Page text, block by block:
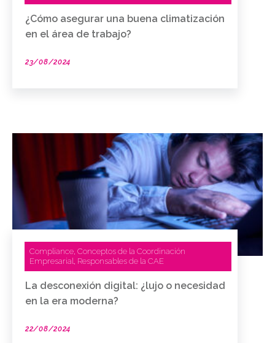
¿Cómo asegurar una buena climatización
en el área de trabajo?
23/08/2024
Compliance, Conceptos de la Coordinación
Empresarial, Responsables de la CAE
La desconexión digital: ¿lujo o necesidad
en la era moderna?
22/08/2024